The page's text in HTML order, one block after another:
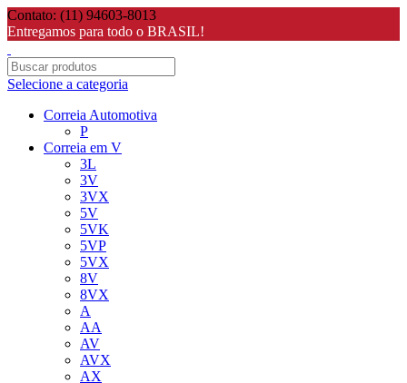
Contato: (11) 94603-8013
Entregamos para todo o BRASIL!
Selecione a categoria
Correia Automotiva
P
Correia em V
3L
3V
3VX
5V
5VK
5VP
5VX
8V
8VX
A
AA
AV
AVX
AX